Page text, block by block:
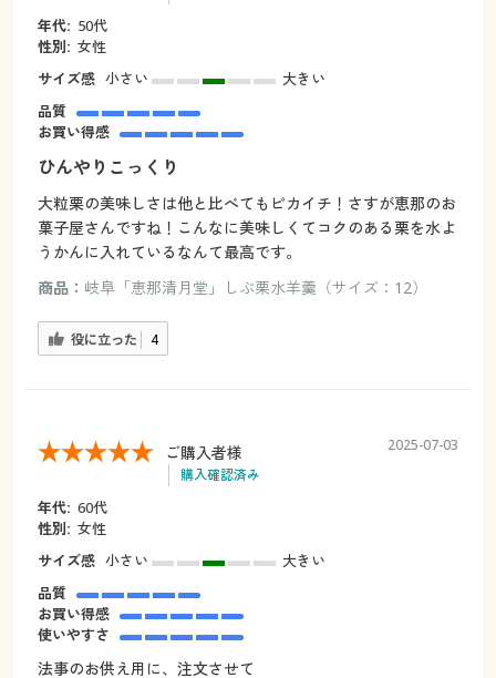
年代: 50代
性別: 女性
サイズ感 小さい
大きい
品質
お買い得感
ひんやりこっくり
大粒栗の美味しさは他と比べてもピカイチ！さすが恵那のお
菓子屋さんですね！こんなに美味しくてコクのある栗を水よ
うかんに入れているなんて最高です。
商品： 岐阜「恵那清月堂」しぶ栗水羊羹（サイズ：12）
役に立った 4
ご購入者様
購入確認済み
2025-07-03
年代: 60代
性別: 女性
サイズ感 小さい
大きい
品質
お買い得感
使いやすさ
法事のお供え用に、注文させて